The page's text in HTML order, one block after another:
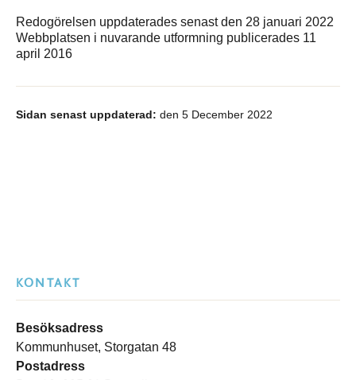
Redogörelsen uppdaterades senast den 28 januari 2022
Webbplatsen i nuvarande utformning publicerades 11
april 2016
Sidan senast uppdaterad: den 5 December 2022
KONTAKT
Besöksadress
Kommunhuset, Storgatan 48
Postadress